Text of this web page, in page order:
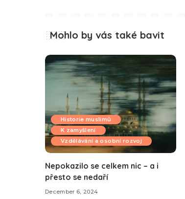
Mohlo by vás také bavit
Historie muslimů
K zamyšlení
Vzdělávání a osobní rozvoj
Nepokazilo se celkem nic – a i
přesto se nedaří
December 6, 2024